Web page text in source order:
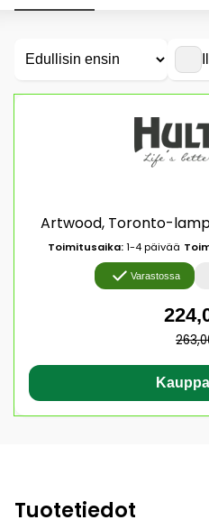
Artwood, Toronto-
Toimitusaika:1-4 päivää
Varastossa
Tuotetiedot